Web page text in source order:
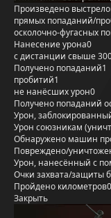
Произведено
прямых попаданий/
осколочно-фугасных
Нанесение урона0
с дистанции свыше
Получено попаданий1
пробитий1
не нанёсших урон0
Получено попаданий
Урон,
Урон союзникам
Обнаружено машин
Повреждено/
Урон, нанесённый с
Очки захвата/защиты
Пройдено километров
Закрыть